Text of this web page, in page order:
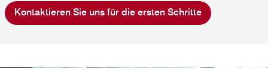
Kontaktieren Sie uns für die ersten Schritte